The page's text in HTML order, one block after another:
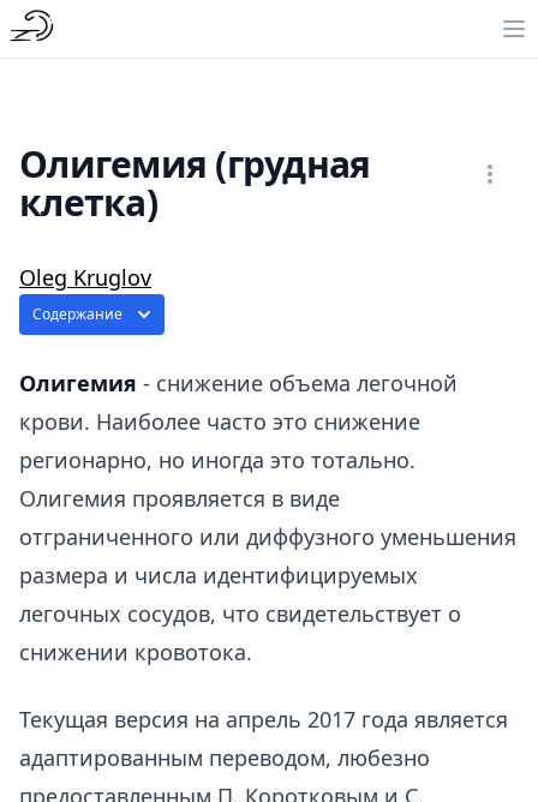
Олигемия (грудная
клетка)
Oleg Kruglov
Содержание
Олигемия - снижение объема легочной
крови. Наиболее часто это снижение
регионарно, но иногда это тотально.
Олигемия проявляется в виде
отграниченного или диффузного уменьшения
размера и числа идентифицируемых
легочных сосудов, что свидетельствует о
снижении кровотока.
Текущая версия на апрель 2017 года является
адаптированным переводом, любезно
предоставленным П. Коротковым и С.